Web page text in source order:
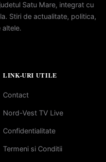
Satu Mare, integrat cu
Stiri de actualitate, politica,
LINK-URI UTILE
Contact
Nord-Vest TV Live
Confidentialitate
Termeni si Conditii